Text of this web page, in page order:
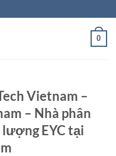
0
Vietnam –
– Nhà phân
EYC tại